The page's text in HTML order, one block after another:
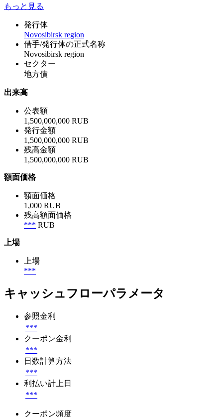
もっと見る
発行体
Novosibirsk region
借手/発行体の正式名称
Novosibirsk region
セクター
地方債
出来高
公表額
1,500,000,000 RUB
発行金額
1,500,000,000 RUB
残高金額
1,500,000,000 RUB
額面価格
額面価格
1,000 RUB
残高額面価格
*** RUB
上場
上場
***
キャッシュフローパラメータ
参照金利
***
クーポン金利
***
日数計算方法
***
利払い計上日
***
クーポン頻度